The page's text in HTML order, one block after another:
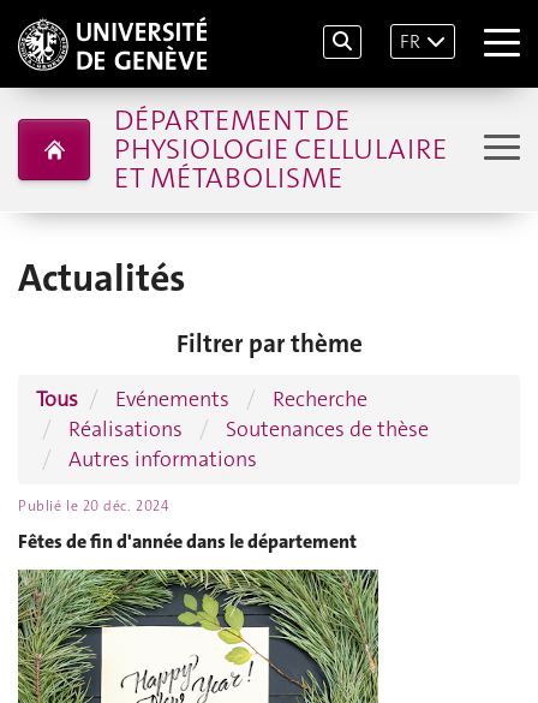
FR
DÉPARTEMENT DE
PHYSIOLOGIE CELLULAIRE
ET MÉTABOLISME
Actualités
Filtrer par thème
Tous Evénements
Recherche
Réalisations
Soutenances de thèse
Autres informations
Publié le 20 déc. 2024
Fêtes de fin d'année dans le département